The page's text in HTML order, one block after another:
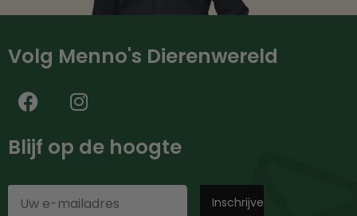
Volg Menno's Dierenwereld
Blijf op de hoogte